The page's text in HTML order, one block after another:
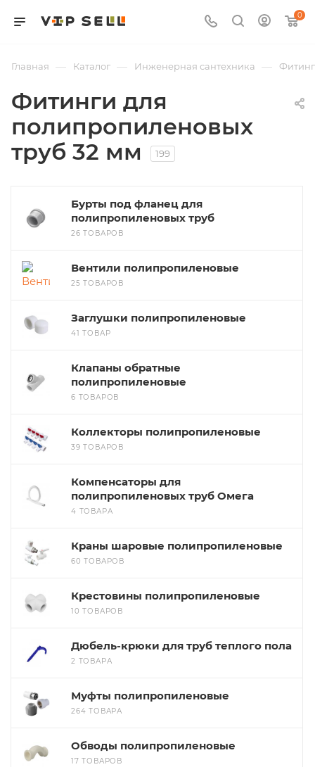
0
Главная — Каталог — Инженерная сантехника —
Фитинги для
полипропиленовых
труб 32 мм
199
Бурты под фланец для
полипропиленовых труб
26 ТОВАРОВ
Вентили полипропиленовые
25 ТОВАРОВ
Заглушки полипропиленовые
41 ТОВАР
Клапаны обратные
полипропиленовые
6 ТОВАРОВ
Коллекторы полипропиленовые
39 ТОВАРОВ
Компенсаторы для
полипропиленовых труб Омега
4 ТОВАРА
Краны шаровые полипропиленовые
60 ТОВАРОВ
Крестовины полипропиленовые
10 ТОВАРОВ
Дюбель-крюки для труб теплого пола
2 ТОВАРА
Муфты полипропиленовые
264 ТОВАРА
Обводы полипропиленовые
17 ТОВАРОВ